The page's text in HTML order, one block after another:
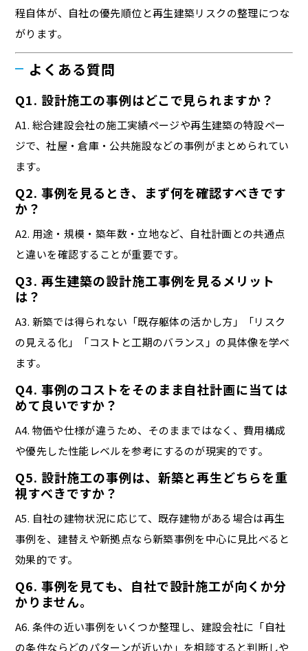
程自体が、自社の優先順位と再生建築リスクの整理につな
がります。
よくある質問
Q1. 設計施工の事例はどこで見られますか？
A1. 総合建設会社の施工実績ページや再生建築の特設ペー
ジで、社屋・倉庫・公共施設などの事例がまとめられてい
ます。
Q2. 事例を見るとき、まず何を確認すべきです
か？
A2. 用途・規模・築年数・立地など、自社計画との共通点
と違いを確認することが重要です。
Q3. 再生建築の設計施工事例を見るメリット
は？
A3. 新築では得られない「既存躯体の活かし方」「リスク
の見える化」「コストと工期のバランス」の具体像を学べ
ます。
Q4. 事例のコストをそのまま自社計画に当ては
めて良いですか？
A4. 物価や仕様が違うため、そのままではなく、費用構成
や優先した性能レベルを参考にするのが現実的です。
Q5. 設計施工の事例は、新築と再生どちらを重
視すべきですか？
A5. 自社の建物状況に応じて、既存建物がある場合は再生
事例を、建替えや新拠点なら新築事例を中心に見比べると
効果的です。
Q6. 事例を見ても、自社で設計施工が向くか分
かりません。
A6. 条件の近い事例をいくつか整理し、建設会社に「自社
の条件ならどのパターンが近いか」を相談すると判断しや